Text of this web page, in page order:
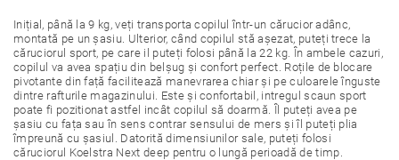
Inițial, până la 9 kg, veți transporta copilul într-un cărucior adânc,
montată pe un șasiu. Ulterior, când copilul stă așezat, puteți trece la
căruciorul sport, pe care il puteți folosi până la 22 kg. În ambele cazuri,
copilul va avea spațiu din belșug și confort perfect. Roțile de blocare
pivotante din față facilitează manevrarea chiar și pe culoarele înguste
dintre rafturile magazinului. Este și confortabil, intregul scaun sport
poate fi pozitionat astfel incât copilul să doarmă. Îl puteți avea pe
șasiu cu fața sau în sens contrar sensului de mers și îl puteți plia
împreună cu șasiul. Datorită dimensiunilor sale, puteți folosi
căruciorul Koelstra Next deep pentru o lungă perioadă de timp.